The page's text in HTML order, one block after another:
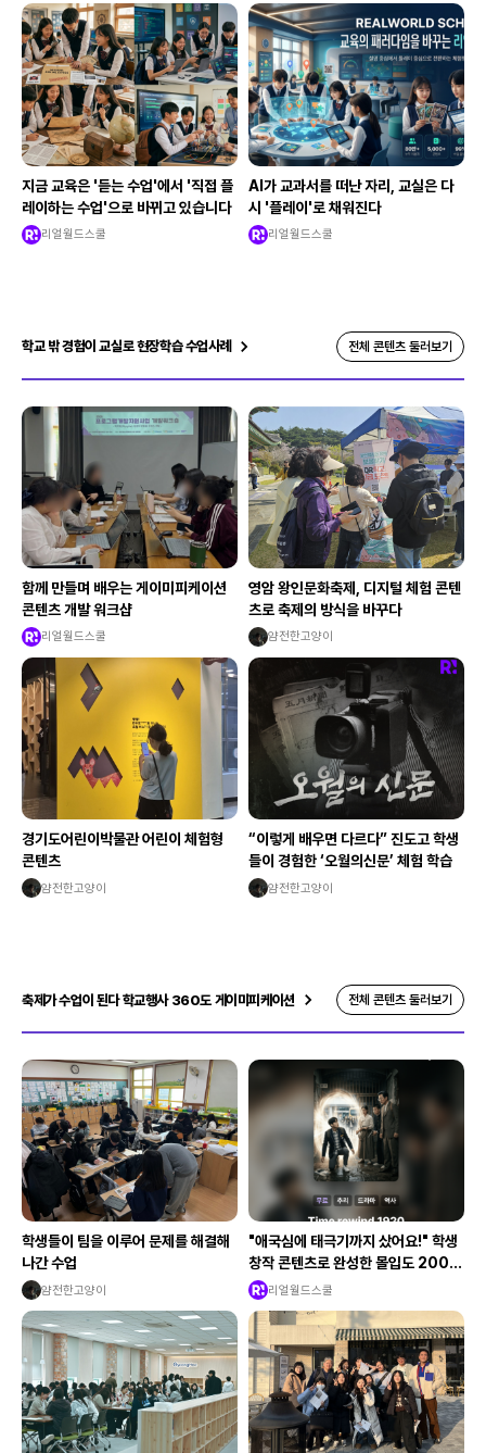
지금 교육은 '듣는 수업'에서 '직접 플
레이하는 수업'으로 바뀌고 있습니다
리얼월드스쿨
AI가 교과서를 떠난 자리, 교실은 다
시 '플레이'로 채워진다
리얼월드스쿨
학교 밖 경험이 교실로 현장학습 수업사례 전체 콘텐츠 둘러보기
함께 만들며 배우는 게이미피케이션
콘텐츠 개발 워크샵
리얼월드스쿨
영암 왕인문화축제, 디지털 체험 콘텐
츠로 축제의 방식을 바꾸다
얌전한고양이
경기도어린이박물관 어린이 체험형
콘텐츠
얌전한고양이
“이렇게 배우면 다르다” 진도고 학생
들이 경험한 ‘오월의신문’ 체험 학습
얌전한고양이
축제가 수업이 된다 학교행사 360도 게이미피케이션 전체 콘텐츠 둘러보기
학생들이 팀을 이루어 문제를 해결해
나간 수업
얌전한고양이
"애국심에 태극기까지 샀어요!" 학생
창작 콘텐츠로 완성한 몰입도 200%
수학여행
리얼월드스쿨